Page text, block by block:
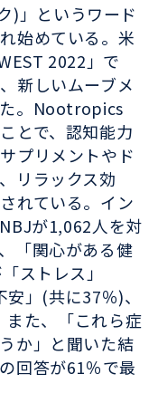
」というワード
始めている。米
2022」で
新しいムーブメ
た。Nootropics
とで、認知能力
プリメントやド
リラックス効
れている。イン
が1,062人を対
「関心がある健
ストレス」
」(共に37％)、
また、「これら症
か」と聞いた結
回答が61％で最